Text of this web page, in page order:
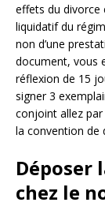
effets du divorce
liquidatif du
non d’une
document, vous
réflexion de 15
signer 3
conjoint allez
la convention de
Déposer
chez le